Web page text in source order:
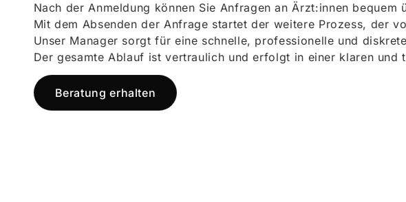
Nach der Anmeldung können Sie Anfragen an Ärzt:innen bequem
Mit dem Absenden der Anfrage startet der weitere Prozess, der
Unser Manager sorgt für eine schnelle, professionelle und
Der gesamte Ablauf ist vertraulich und erfolgt in einer klaren und
Beratung erhalten